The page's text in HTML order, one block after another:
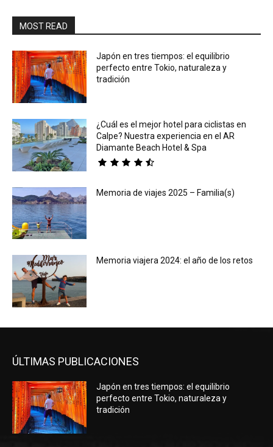
MOST READ
Japón en tres tiempos: el equilibrio
perfecto entre Tokio, naturaleza y
tradición
¿Cuál es el mejor hotel para ciclistas en
Calpe? Nuestra experiencia en el AR
Diamante Beach Hotel & Spa
Memoria de viajes 2025 – Familia(s)
Memoria viajera 2024: el año de los retos
ÚLTIMAS PUBLICACIONES
Japón en tres tiempos: el equilibrio
perfecto entre Tokio, naturaleza y
tradición